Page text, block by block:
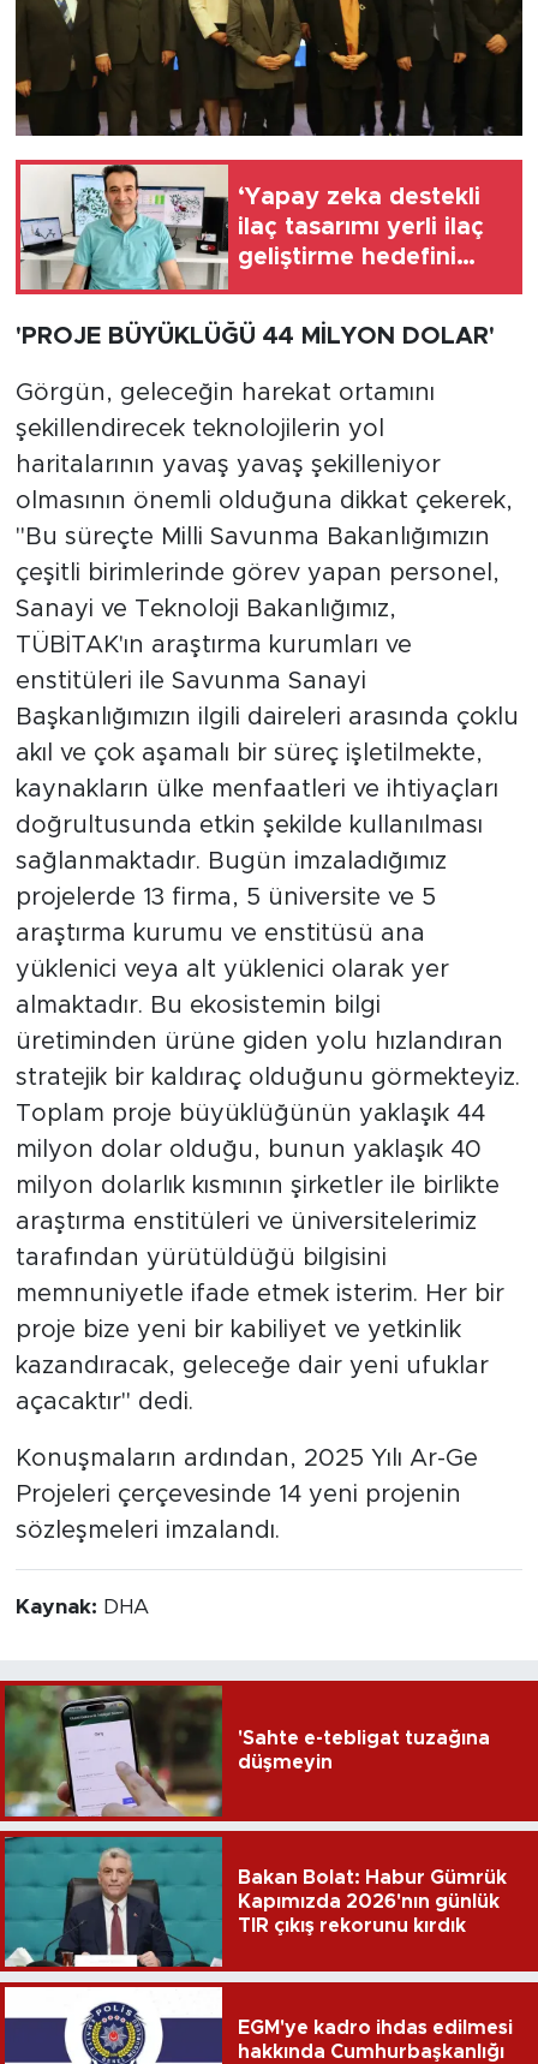
‘Yapay zeka destekli
ilaç tasarımı yerli ilaç
geliştirme hedefini
'PROJE BÜYÜKLÜĞÜ 44 MİLYON DOLAR'
Görgün, geleceğin harekat ortamını
şekillendirecek teknolojilerin yol
haritalarının yavaş yavaş şekilleniyor
olmasının önemli olduğuna dikkat çekerek,
"Bu süreçte Milli Savunma Bakanlığımızın
çeşitli birimlerinde görev yapan personel,
Sanayi ve Teknoloji Bakanlığımız,
TÜBİTAK'ın araştırma kurumları ve
enstitüleri ile Savunma Sanayi
Başkanlığımızın ilgili daireleri arasında çoklu
akıl ve çok aşamalı bir süreç işletilmekte,
kaynakların ülke menfaatleri ve ihtiyaçları
doğrultusunda etkin şekilde kullanılması
sağlanmaktadır. Bugün imzaladığımız
projelerde 13 firma, 5 üniversite ve 5
araştırma kurumu ve enstitüsü ana
yüklenici veya alt yüklenici olarak yer
almaktadır. Bu ekosistemin bilgi
üretiminden ürüne giden yolu hızlandıran
stratejik bir kaldıraç olduğunu görmekteyiz.
Toplam proje büyüklüğünün yaklaşık 44
milyon dolar olduğu, bunun yaklaşık 40
milyon dolarlık kısmının şirketler ile birlikte
araştırma enstitüleri ve üniversitelerimiz
tarafından yürütüldüğü bilgisini
memnuniyetle ifade etmek isterim. Her bir
proje bize yeni bir kabiliyet ve yetkinlik
kazandıracak, geleceğe dair yeni ufuklar
açacaktır" dedi.
Konuşmaların ardından, 2025 Yılı Ar-Ge
Projeleri çerçevesinde 14 yeni projenin
sözleşmeleri imzalandı.
Kaynak: DHA
'Sahte e-tebligat tuzağına
düşmeyin
Bakan Bolat: Habur Gümrük
Kapımızda 2026'nın günlük
TIR çıkış rekorunu kırdık
EGM'ye kadro ihdas edilmesi
hakkında Cumhurbaşkanlığı